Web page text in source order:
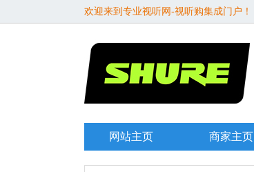
欢迎来到专业视听网-视听购集成门户！
网站主页 商家主页